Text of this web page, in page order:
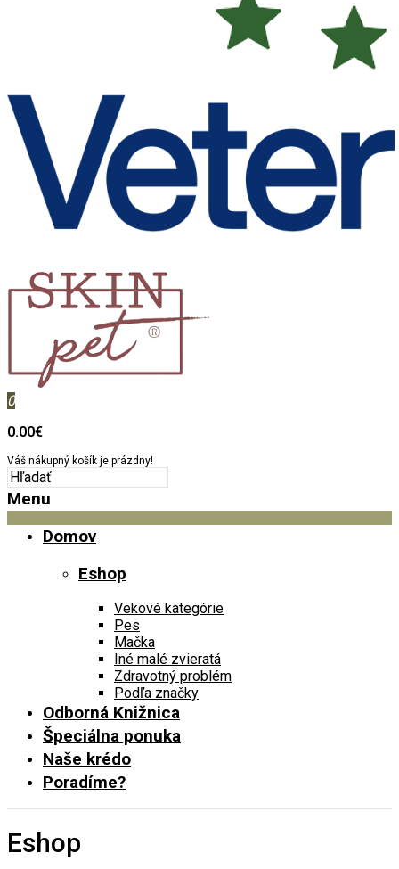
0
0.00€
Váš nákupný košík je prázdny!
Menu
Domov
Eshop
Vekové kategórie
Pes
Mačka
Iné malé zvieratá
Zdravotný problém
Podľa značky
Odborná Knižnica
Špeciálna ponuka
Naše krédo
Poradíme?
Eshop